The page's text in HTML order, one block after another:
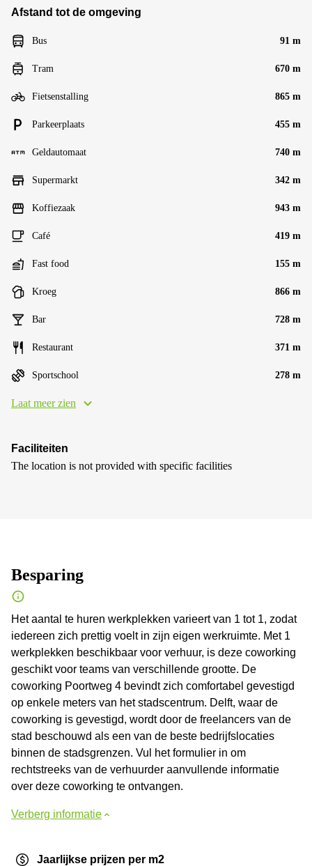
Afstand tot de omgeving
Bus 91 m
Tram 670 m
Fietsenstalling 865 m
Parkeerplaats 455 m
Geldautomaat 740 m
Supermarkt 342 m
Koffiezaak 943 m
Café 419 m
Fast food 155 m
Kroeg 866 m
Bar 728 m
Restaurant 371 m
Sportschool 278 m
Laat meer zien
Faciliteiten
The location is not provided with specific facilities
Besparing
Het aantal te huren werkplekken varieert van 1 tot 1, zodat
iedereen zich prettig voelt in zijn eigen werkruimte. Met 1
werkplekken beschikbaar voor verhuur, is deze coworking
geschikt voor teams van verschillende grootte. De
coworking Poortweg 4 bevindt zich comfortabel gevestigd
op enkele meters van het stadscentrum. Delft, waar de
coworking is gevestigd, wordt door de freelancers van de
stad beschouwd als een van de beste bedrijfslocaties
binnen de stadsgrenzen. Vul het formulier in om
rechtstreeks van de verhuurder aanvullende informatie
over deze coworking te ontvangen.
Verberg informatie
Jaarlijkse prijzen per m2